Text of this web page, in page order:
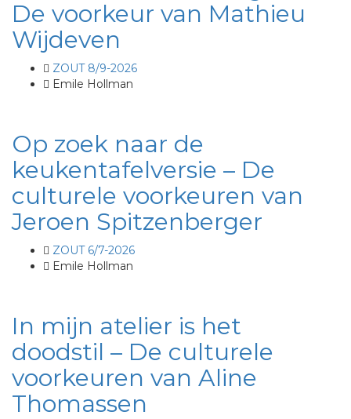
De voorkeur van Mathieu
Wijdeven
ZOUT 8/9-2026
Emile Hollman
Op zoek naar de
keukentafelversie – De
culturele voorkeuren van
Jeroen Spitzenberger
ZOUT 6/7-2026
Emile Hollman
In mijn atelier is het
doodstil – De culturele
voorkeuren van Aline
Thomassen